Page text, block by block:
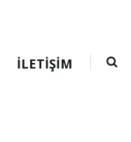
İLETİŞİM